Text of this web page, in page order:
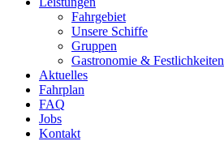
Fahrgebiet
Unsere Schiffe
Gruppen
Gastronomie & Festlichkeiten
Aktuelles
Fahrplan
FAQ
Jobs
Kontakt